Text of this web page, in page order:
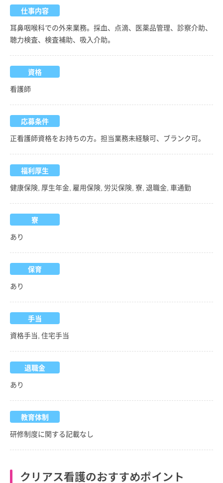
仕事内容
耳鼻咽喉科での外来業務。採血、点滴、医薬品管理、診察介助、
聴力検査、検査補助、吸入介助。
資格
看護師
応募条件
正看護師資格をお持ちの方。担当業務未経験可、ブランク可。
福利厚生
健康保険, 厚生年金, 雇用保険, 労災保険, 寮, 退職金, 車通勤
寮
あり
保育
あり
手当
資格手当, 住宅手当
退職金
あり
教育体制
研修制度に関する記載なし
クリアス看護のおすすめポイント